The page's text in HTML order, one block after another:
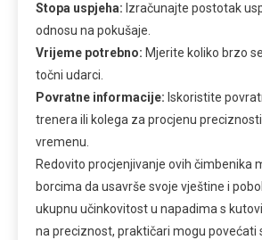
Stopa uspjeha: Izračunajte postotak
odnosu na pokušaje.
Vrijeme potrebno: Mjerite koliko brzo
točni udarci.
Povratne informacije: Iskoristite
trenera ili kolega za procjenu
vremenu.
Redovito procjenjivanje ovih čimbenika
borcima da usavrše svoje vještine i
ukupnu učinkovitost u napadima s
na preciznost, praktičari mogu povećati